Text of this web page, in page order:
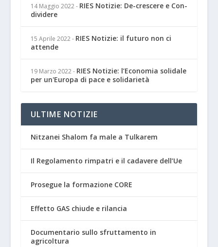
14 Maggio 2022 - RIES Notizie: De-crescere e Con-
dividere
15 Aprile 2022 - RIES Notizie: il futuro non ci
attende
19 Marzo 2022 - RIES Notizie: l’Economia solidale
per un'Europa di pace e solidarietà
ULTIME NOTIZIE
Nitzanei Shalom fa male a Tulkarem
Il Regolamento rimpatri e il cadavere dell’Ue
Prosegue la formazione CORE
Effetto GAS chiude e rilancia
Documentario sullo sfruttamento in
agricoltura